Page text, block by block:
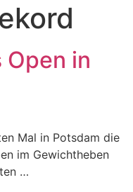
Open in
Mal in Potsdam die
im Gewichtheben
…